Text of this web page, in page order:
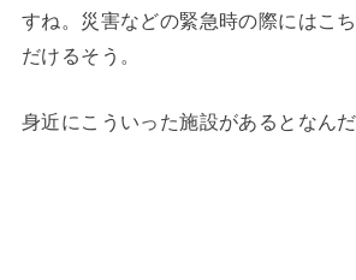
すね。災害などの緊急時の際にはこ
だけるそう。
身近にこういった施設があるとなんだ